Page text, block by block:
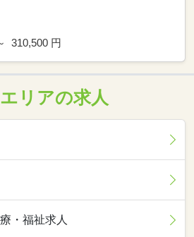
310,500 円
リアの求人
・福祉求人